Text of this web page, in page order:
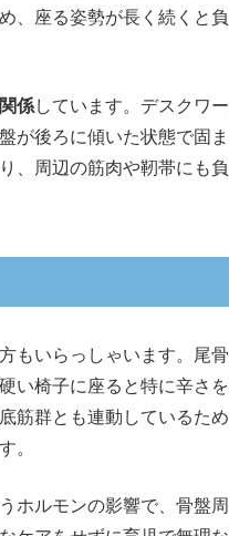
、座る姿勢が長く続くと
係しています。デスクワ
が後ろに傾いた状態で固
、周辺の筋肉や靭帯にも
もいらっしゃいます。尾
い椅子に座ると特に辛さ
筋群とも連動しているた
。
ホルモンの影響で、骨盤